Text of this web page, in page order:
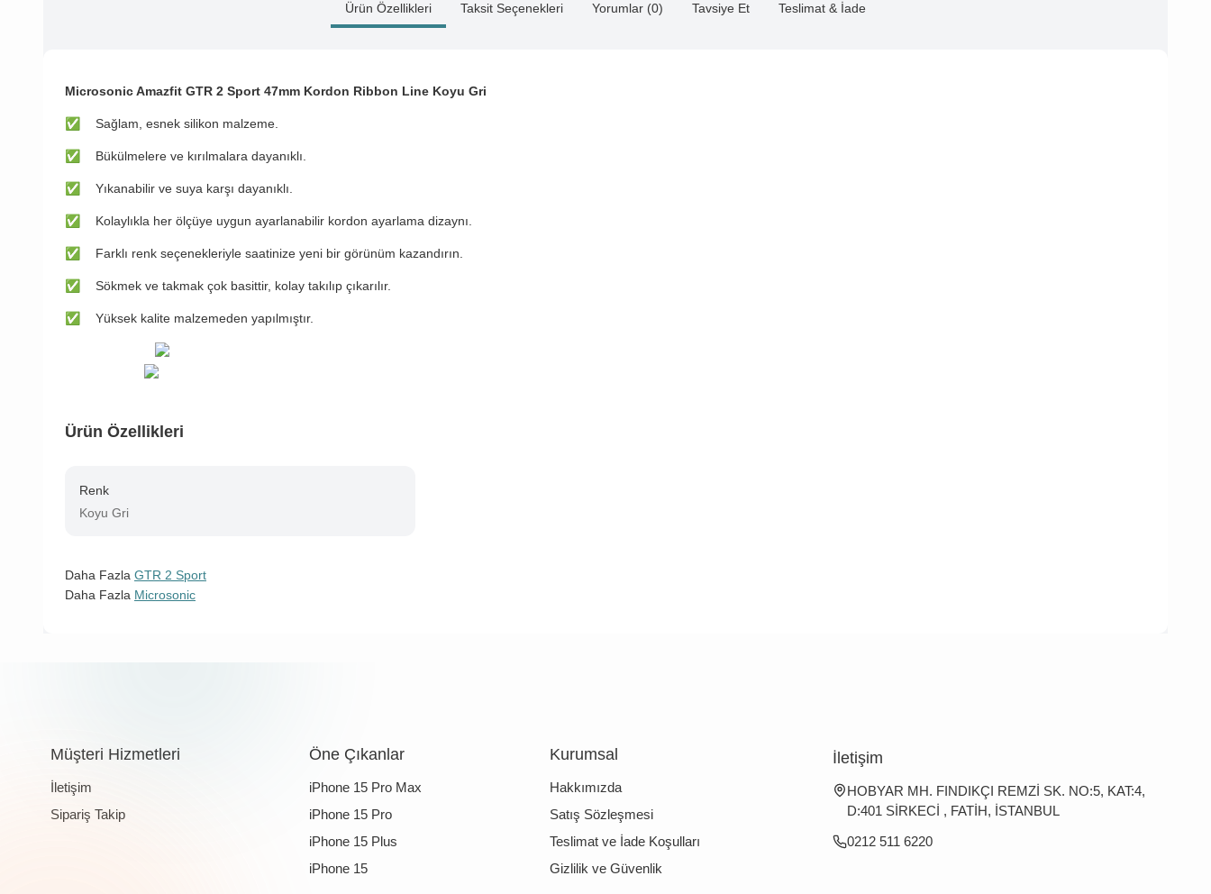
Ürün Özellikleri Taksit Seçenekleri Yorumlar (0) Tavsiye Et Teslimat & İade
Microsonic Amazfit GTR 2 Sport 47mm Kordon Ribbon Line Koyu Gri
✅ Sağlam, esnek silikon malzeme.
✅ Bükülmelere ve kırılmalara dayanıklı.
✅ Yıkanabilir ve suya karşı dayanıklı.
✅ Kolaylıkla her ölçüye uygun ayarlanabilir kordon ayarlama dizaynı.
✅ Farklı renk seçenekleriyle saatinize yeni bir görünüm kazandırın.
✅ Sökmek ve takmak çok basittir, kolay takılıp çıkarılır.
✅ Yüksek kalite malzemeden yapılmıştır.
Ürün Özellikleri
Renk
Koyu Gri
Daha Fazla GTR 2 Sport
Daha Fazla Microsonic
Müşteri Hizmetleri
İletişim
Sipariş Takip
Öne Çıkanlar
iPhone 15 Pro Max
iPhone 15 Pro
iPhone 15 Plus
iPhone 15
Kurumsal
Hakkımızda
Satış Sözleşmesi
Teslimat ve İade Koşulları
Gizlilik ve Güvenlik
İletişim
HOBYAR MH. FINDIKÇI REMZİ SK. NO:5, KAT:4,
D:401 SİRKECİ , FATİH, İSTANBUL
0212 511 6220